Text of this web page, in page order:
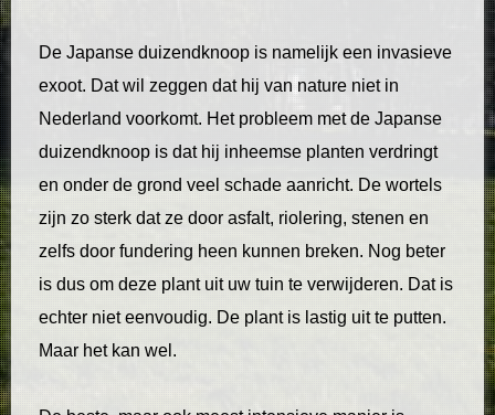
De Japanse duizendknoop is namelijk een invasieve
exoot. Dat wil zeggen dat hij van nature niet in
Nederland voorkomt. Het probleem met de Japanse
duizendknoop is dat hij inheemse planten verdringt
en onder de grond veel schade aanricht. De wortels
zijn zo sterk dat ze door asfalt, riolering, stenen en
zelfs door fundering heen kunnen breken. Nog beter
is dus om deze plant uit uw tuin te verwijderen. Dat is
echter niet eenvoudig. De plant is lastig uit te putten.
Maar het kan wel.